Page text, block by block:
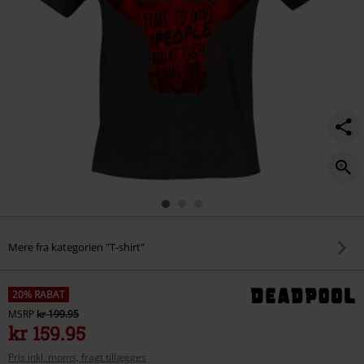
Mere fra kategorien "T-shirt"
20% RABAT
MSRPkr 199.95
kr 159.95
Pris inkl. moms, fragt tillægges